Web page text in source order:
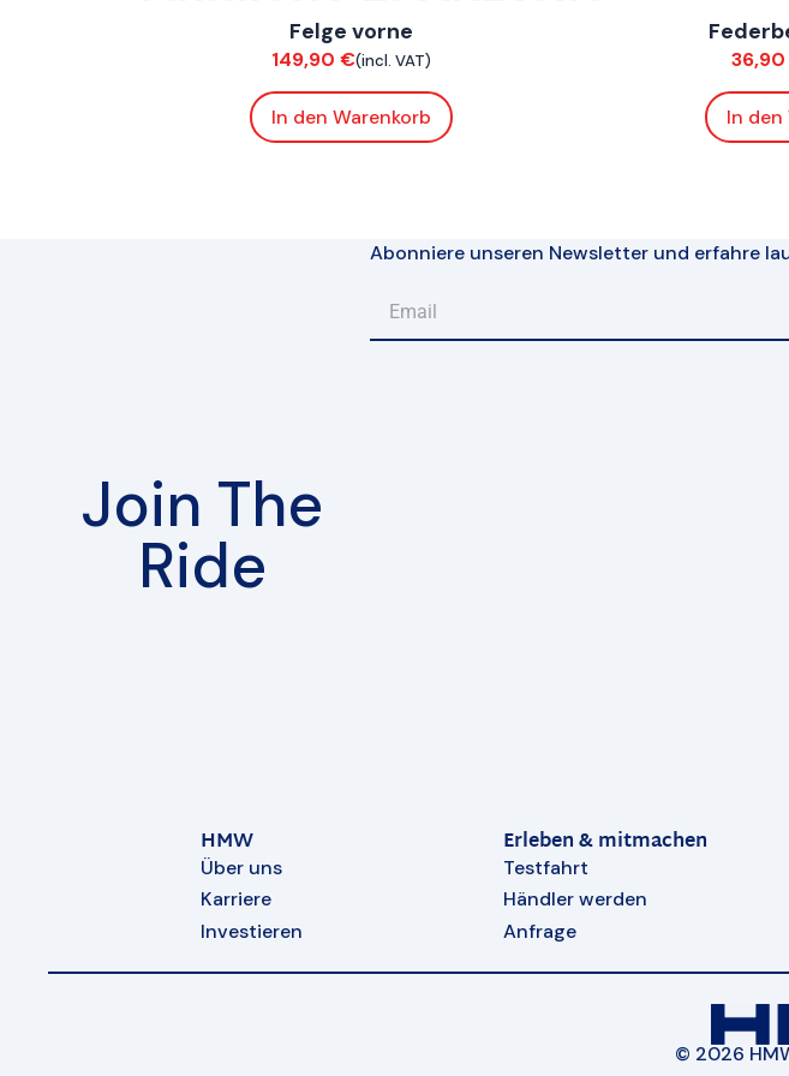
Fahrwerk / FelgenFelge vorne
149,90€(incl. VAT)
In den Warenkorb
Fahrwerk / Felgen
In den
Join The
Ride
Abonniere unseren Newsletter und erfahre
HMW
Über uns
Karriere
Investieren
Erleben & mitmachen
Testfahrt
Händler werden
Anfrage
© 2026